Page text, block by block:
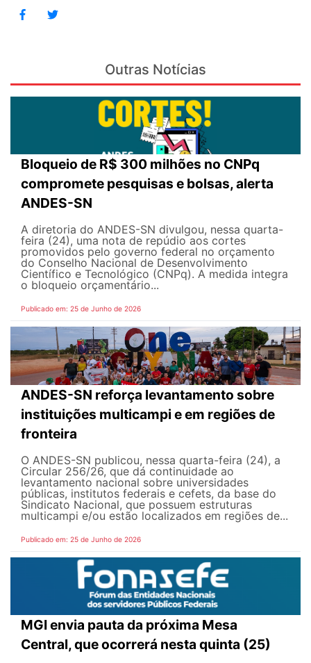
Outras Notícias
Bloqueio de R$ 300 milhões no CNPq
compromete pesquisas e bolsas, alerta
ANDES-SN
A diretoria do ANDES-SN divulgou, nessa quarta-
feira (24), uma nota de repúdio aos cortes
promovidos pelo governo federal no orçamento
do Conselho Nacional de Desenvolvimento
Científico e Tecnológico (CNPq). A medida integra
o bloqueio orçamentário...
Publicado em: 25 de Junho de 2026
ANDES-SN reforça levantamento sobre
instituições multicampi e em regiões de
fronteira
O ANDES-SN publicou, nessa quarta-feira (24), a
Circular 256/26, que dá continuidade ao
levantamento nacional sobre universidades
públicas, institutos federais e cefets, da base do
Sindicato Nacional, que possuem estruturas
multicampi e/ou estão localizados em regiões de...
Publicado em: 25 de Junho de 2026
MGI envia pauta da próxima Mesa
Central, que ocorrerá nesta quinta (25)